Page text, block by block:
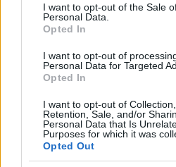
I want to opt-out of the Sale
Personal Data.
Opted In
I want to opt-out of
Personal Data for Targeted
Opted In
I want to opt-out of Collection,
Retention, Sale, and/or
Personal Data that Is
Purposes for which it was
Opted Out
dalla sovrapposizione con
influenza ordinaria e di
Morale, portandoci avanti
difficile immaginarvi nelle
allocuzioni televisive di